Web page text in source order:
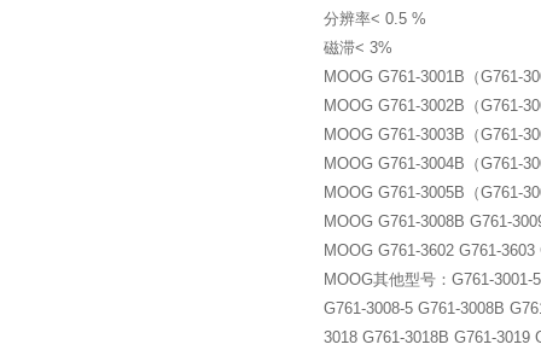
分辨率< 0.5 %
磁滞< 3%
MOOG G761-3001B（G761-
MOOG G761-3002B（G761-
MOOG G761-3003B（G761-
MOOG G761-3004B（G761-
MOOG G761-3005B（G761-
MOOG G761-3008B G761-
MOOG G761-3602 G761-
MOOG其他型号：G761-3001-
G761-3008-5 G761-3008B
3018 G761-3018B G761-3019